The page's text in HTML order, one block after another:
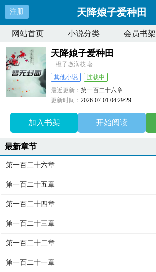
注册 天降娘子爱种田
网站首页 小说分类 会员书架
天降娘子爱种田
橙子嗷润枝 著
其他小说
连载中
最近更新：第一百二十六章
更新时间：2026-07-01 04:29:29
加入书架 开始阅读
最新章节
第一百二十六章
第一百二十五章
第一百二十四章
第一百二十三章
第一百二十二章
第一百二十一章